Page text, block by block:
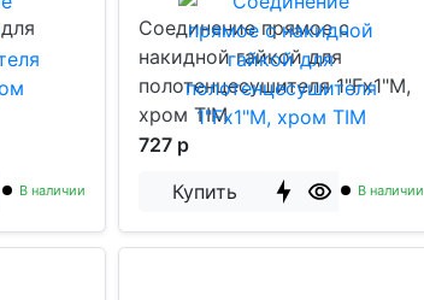
В наличии
Соединение прямое с
накидной гайкой для
полотенцесушителя 1"Fx1"M,
хром TIM
727 р
Купить
В наличии